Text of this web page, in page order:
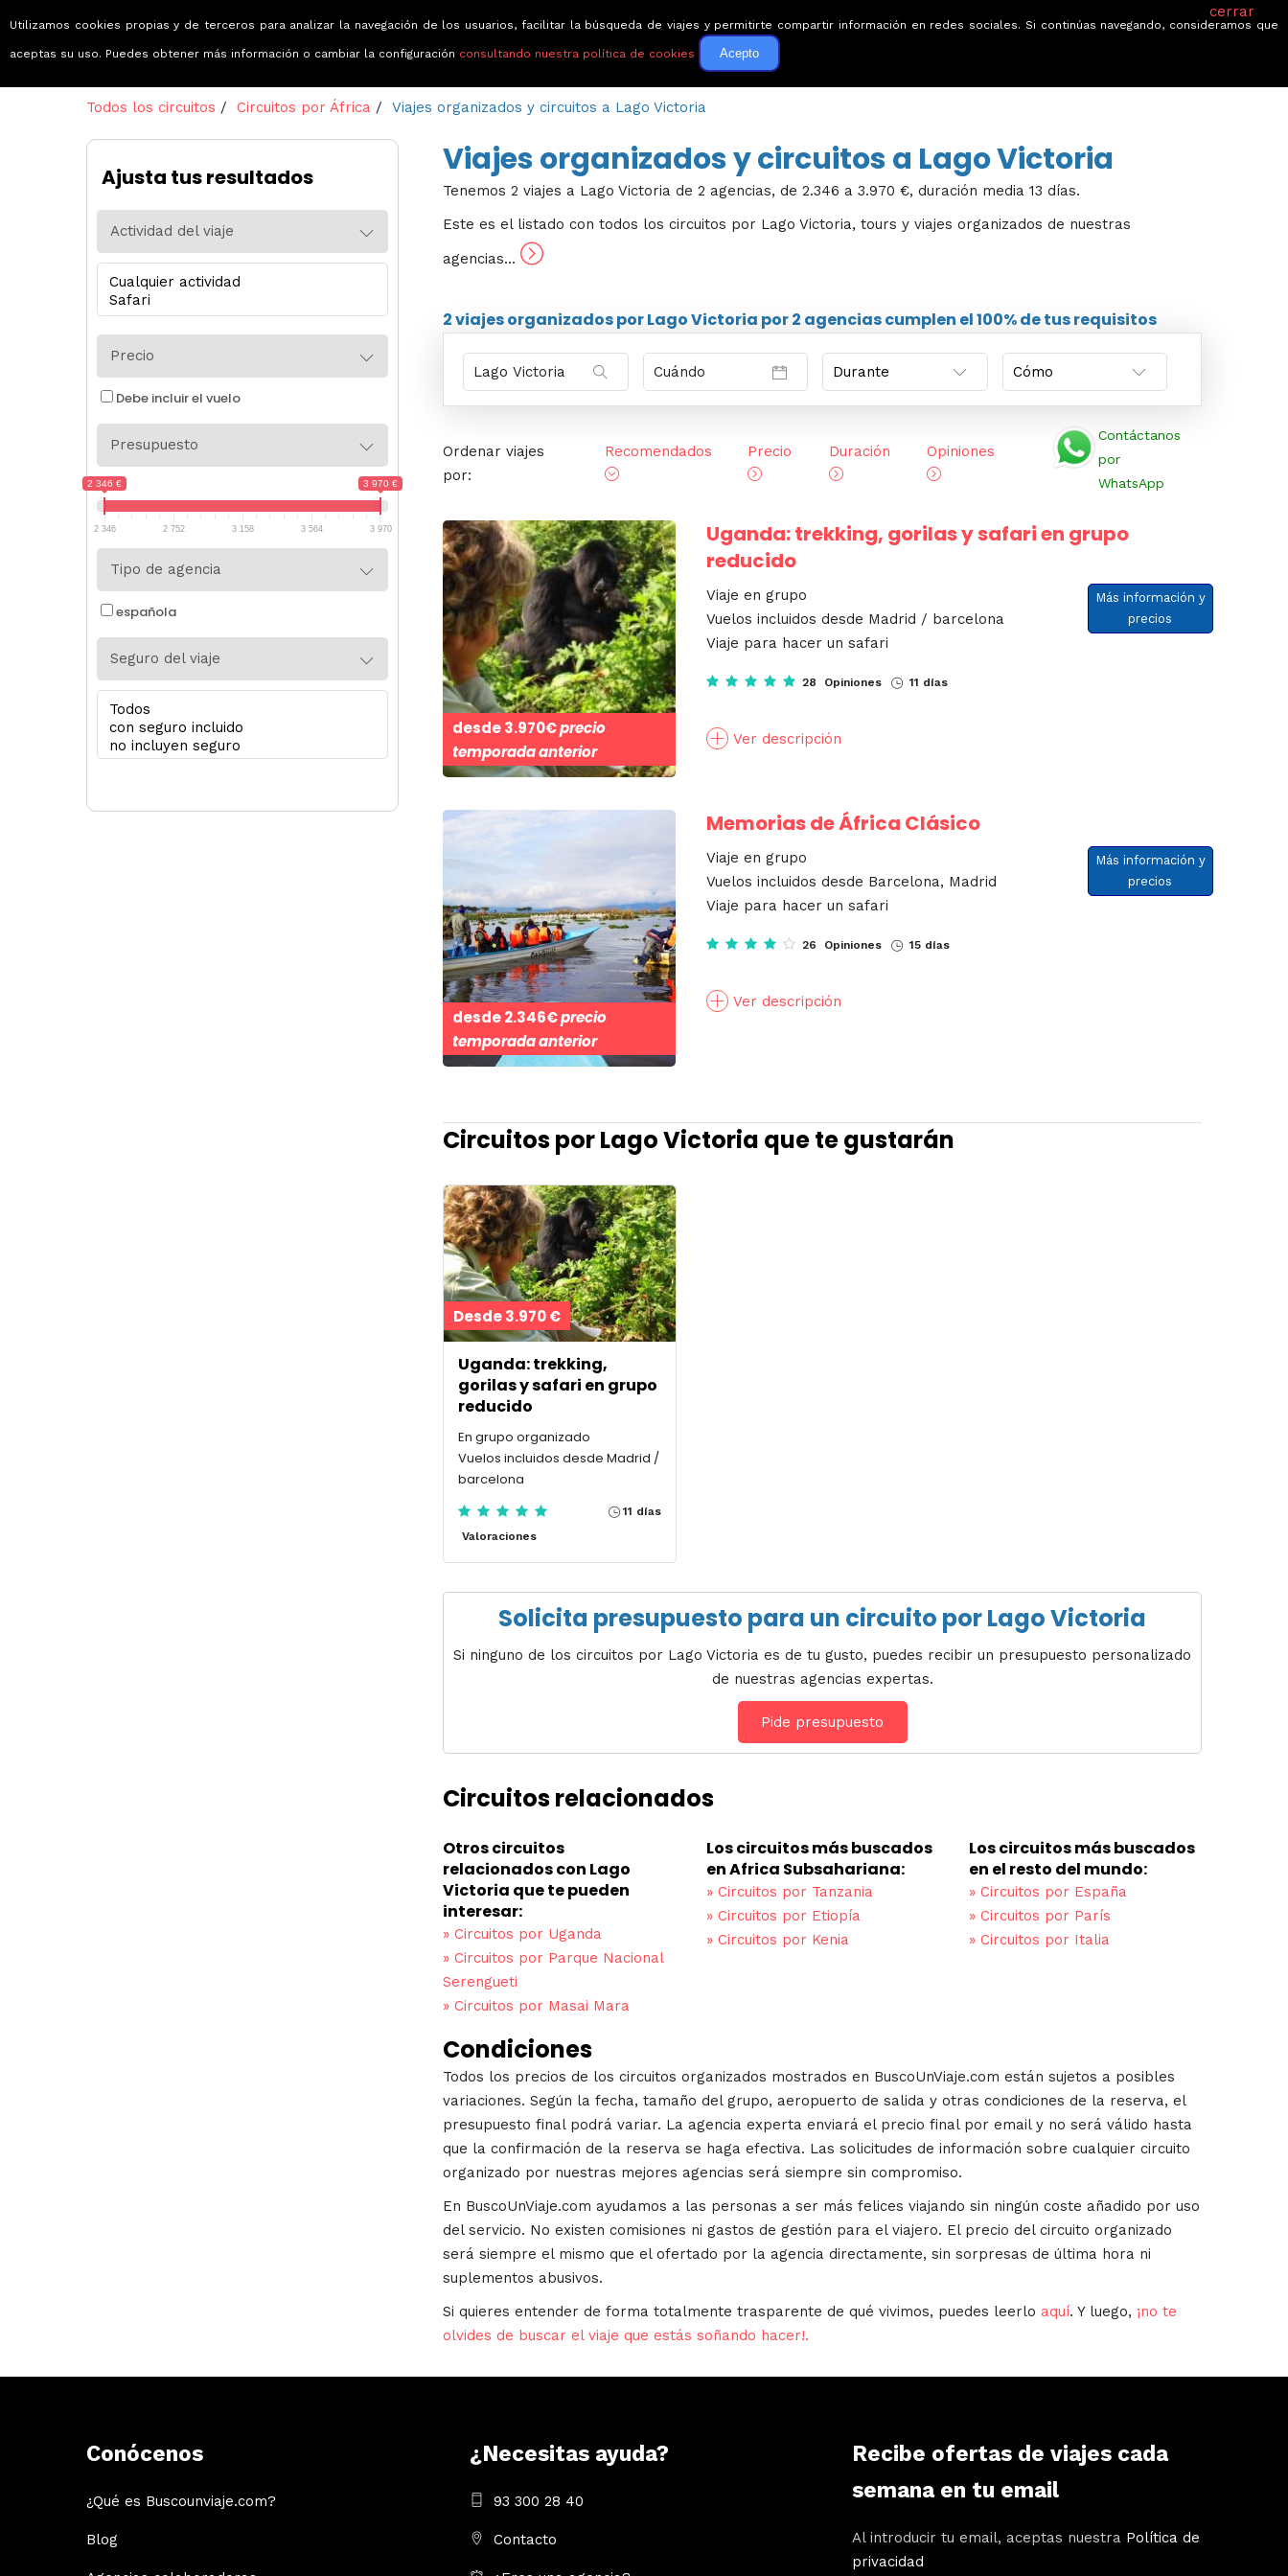
Viajes que emocionan
Circuitos Guías de viaje Ofertas Blog Quiénes somos
Todos los circuitos / Circuitos por África / Viajes organizados y circuitos a Lago Victoria
Viajes organizados y circuitos a Lago Victoria
Tenemos 2 viajes a Lago Victoria de 2 agencias, de 2.346 a 3.970 €, duración media 13 días.
Este es el listado con todos los circuitos por Lago Victoria, tours y viajes organizados de nuestras
agencias...
2 viajesorganizados por Lago Victoria por2 agenciascumplen el 100% de tus requisitos
Ordenar viajes
por:
Recomendados Precio Duración Opiniones
Contáctanos
por
WhatsApp
desde3.970€precio
temporada anterior
Uganda: trekking, gorilas y safari en grupo
reducido
Viaje en grupo
Vuelos incluidos desde Madrid / barcelona
Viaje para hacer un safari
28 Opiniones 11 días
Ver descripción
Más información y
precios
desde2.346€precio
temporada anterior
Memorias de África Clásico
Viaje en grupo
Vuelos incluidos desde Barcelona, Madrid
Viaje para hacer un safari
26 Opiniones 15 días
Ver descripción
Más información y
precios
Circuitos por Lago Victoria que te gustarán
Desde 3.970 €
Uganda: trekking,
gorilas y safari en grupo
reducido
En grupo organizado
Vuelos incluidos desde Madrid /
barcelona
Valoraciones
11 días
Solicita presupuesto para un circuito por Lago Victoria
Si ninguno de los circuitos por Lago Victoria es de tu gusto, puedes recibir un presupuesto personalizado
de nuestras agencias expertas.
Pide presupuesto
Circuitos relacionados
Otros circuitos
relacionados con Lago
Victoria que te pueden
interesar:
» Circuitos por Uganda
» Circuitos por Parque Nacional
Serengueti
» Circuitos por Masai Mara
Los circuitos más buscados
en Africa Subsahariana:
»Circuitos por Tanzania
»Circuitos por Etiopía
»Circuitos por Kenia
Los circuitos más buscados
en el resto del mundo:
» Circuitos por España
» Circuitos por París
» Circuitos por Italia
Condiciones
Todos los precios de los circuitos organizados mostrados en BuscoUnViaje.com están sujetos a posibles
variaciones. Según la fecha, tamaño del grupo, aeropuerto de salida y otras condiciones de la reserva, el
presupuesto final podrá variar. La agencia experta enviará el precio final por email y no será válido hasta
que la confirmación de la reserva se haga efectiva. Las solicitudes de información sobre cualquier circuito
organizado por nuestras mejores agencias será siempre sin compromiso.
En BuscoUnViaje.com ayudamos a las personas a ser más felices viajando sin ningún coste añadido por uso
del servicio. No existen comisiones ni gastos de gestión para el viajero. El precio del circuito organizado
será siempre el mismo que el ofertado por la agencia directamente, sin sorpresas de última hora ni
suplementos abusivos.
Si quieres entender de forma totalmente trasparente de qué vivimos, puedes leerlo aquí. Y luego, ¡no te
olvides de buscar el viaje que estás soñando hacer!.
Ajusta tus resultados
Actividad del viaje
Precio
Debe incluir el vuelo
Presupuesto
2 346 € 3 970 €
2 346 2 752 3 158 3 564 3 970
Tipo de agencia
española
Seguro del viaje
Conócenos
¿Qué es Buscounviaje.com?
Blog
¿Necesitas ayuda?
93 300 28 40
Contacto
Recibe ofertas de viajes cada
semana en tu email
Al introducir tu email, aceptas nuestra Política de
privacidad
cerrar
Utilizamos cookies propias y de terceros para analizar la navegación de los usuarios, facilitar la búsqueda de viajes y permitirte compartir información en redes sociales. Si continúas navegando, consideramos que
aceptas su uso. Puedes obtener más información o cambiar la configuración consultando nuestra política de cookies Acepto